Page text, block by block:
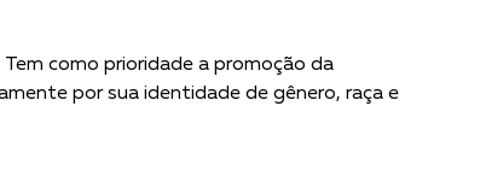
como prioridade a promoção da
por sua identidade de gênero, raça e